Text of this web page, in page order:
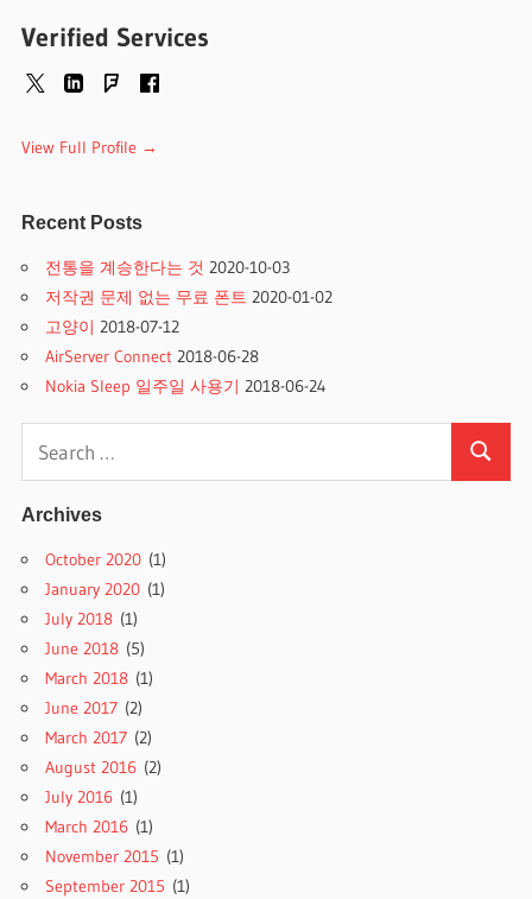
Verified Services
View Full Profile →
Recent Posts
전통을 계승한다는 것 2020-10-03
저작권 문제 없는 무료 폰트 2020-01-02
고양이 2018-07-12
AirServer Connect 2018-06-28
Nokia Sleep 일주일 사용기 2018-06-24
for:
Search
Archives
October 2020 (1)
January 2020 (1)
July 2018 (1)
June 2018 (5)
March 2018 (1)
June 2017 (2)
March 2017 (2)
August 2016 (2)
July 2016 (1)
March 2016 (1)
November 2015 (1)
September 2015 (1)